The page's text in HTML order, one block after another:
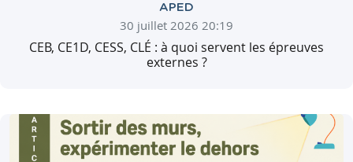
APED
30 juillet 2026 20:19
CEB, CE1D, CESS, CLÉ : à quoi servent les épreuves
externes ?